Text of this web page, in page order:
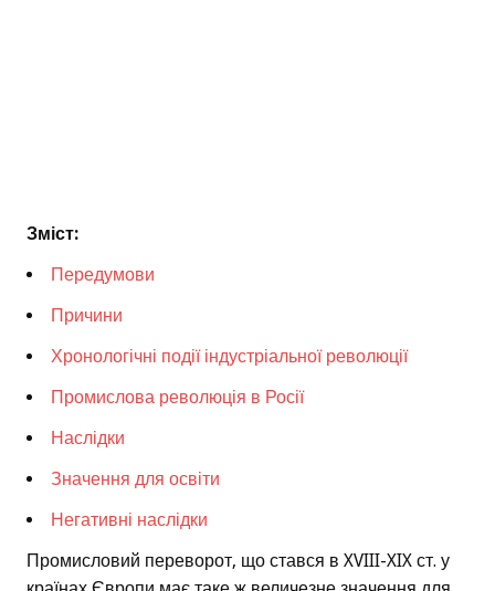
Зміст:
Передумови
Причини
Хронологічні події індустріальної революції
Промислова революція в Росії
Наслідки
Значення для освіти
Негативні наслідки
Промисловий переворот, що стався в XVIII-XIX ст. у